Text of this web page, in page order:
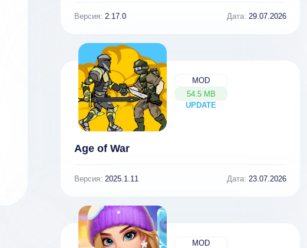
Версия: 2.17.0 Дата: 29.07.2026
MOD
54.5 MB
UPDATE
NEW
Age of War
Версия: 2025.1.11 Дата: 23.07.2026
MOD